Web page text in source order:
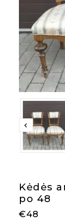
Kėdės
po 48
€48